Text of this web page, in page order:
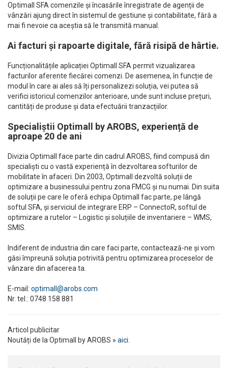
Optimall SFA comenzile și încasările înregistrate de agenții de
vânzări ajung direct în sistemul de gestiune și contabilitate, fără a
mai fi nevoie ca aceștia să le transmită manual.
Ai facturi și rapoarte digitale, fără risipă de hârtie.
Funcționalitățile aplicației Optimall SFA permit vizualizarea
facturilor aferente fiecărei comenzi. De asemenea, în funcție de
modul în care ai ales să îți personalizezi soluția, vei putea să
verifici istoricul comenzilor anterioare, unde sunt incluse prețuri,
cantități de produse și data efectuării tranzacțiilor.
Specialiștii Optimall by AROBS, experiență de
aproape 20 de ani
Divizia Optimall face parte din cadrul AROBS, fiind compusă din
specialiști cu o vastă experiență în dezvoltarea softurilor de
mobilitate în afaceri. Din 2003, Optimall dezvoltă soluții de
optimizare a businessului pentru zona FMCG și nu numai. Din suita
de soluții pe care le oferă echipa Optimall fac parte, pe lângă
softul SFA, și serviciul de integrare ERP – ConnectoR, softul de
optimizare a rutelor – Logistic și soluțiile de inventariere – WMS,
SMIS.
Indiferent de industria din care faci parte, contactează-ne și vom
găsi împreună soluția potrivită pentru optimizarea proceselor de
vânzare din afacerea ta.
E-mail: optimall@arobs.com
Nr. tel.: 0748 158 881
Articol publicitar
Noutăți de la Optimall by AROBS » aici.